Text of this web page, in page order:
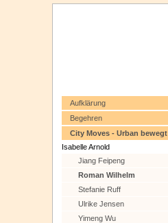
Aufklärung
Begehren
City Moves - Urban bewegt
Isabelle Arnold
Jiang Feipeng
Roman Wilhelm
Stefanie Ruff
Ulrike Jensen
Yimeng Wu